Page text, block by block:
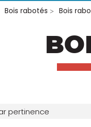
Bois rabotés Bois